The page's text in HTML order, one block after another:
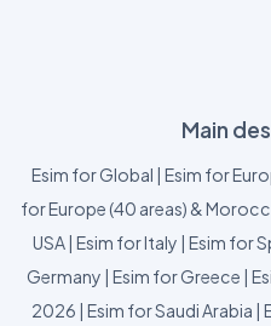
Main
Esim for Global | Esim for
for Europe (40 areas) &
USA| Esim for Italy | Esim for
Germany | Esim for Greece |
2026 | Esim for Saudi Arabia |